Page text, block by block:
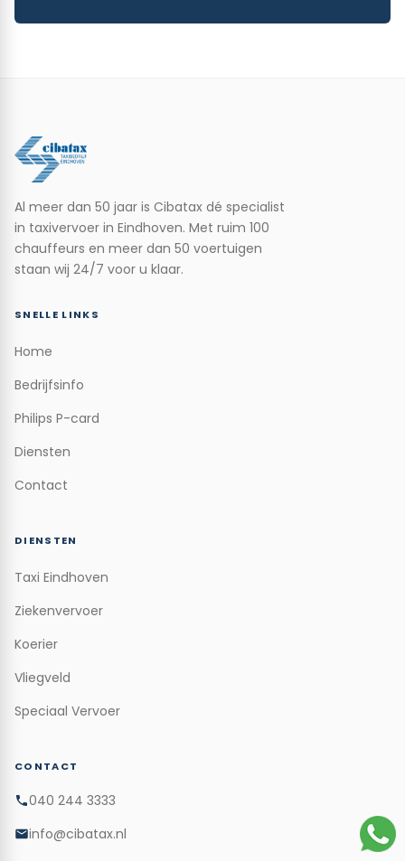
Al meer dan 50 jaar is Cibatax dé specialist
in taxivervoer in Eindhoven. Met ruim 100
chauffeurs en meer dan 50 voertuigen
staan wij 24/7 voor u klaar.
SNELLE LINKS
Home
Bedrijfsinfo
Philips P-card
Diensten
Contact
DIENSTEN
Taxi Eindhoven
Ziekenvervoer
Koerier
Vliegveld
Speciaal Vervoer
CONTACT
040 244 3333
info@cibatax.nl